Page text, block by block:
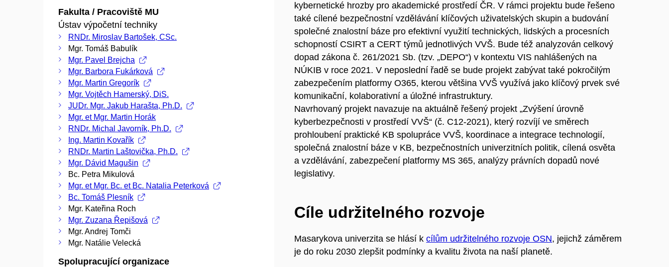
Fakulta / Pracoviště MU
Ústav výpočetní techniky
RNDr. Miroslav Bartošek, CSc.
Mgr. Tomáš Babulík
Mgr. Pavel Brejcha
Mgr. Barbora Fukárková
Mgr. Martin Gregorík
Mgr. Vojtěch Hamerský, DiS.
JUDr. Mgr. Jakub Harašta, Ph.D.
Mgr. et Mgr. Martin Horák
RNDr. Michal Javorník, Ph.D.
Ing. Martin Kovařík
RNDr. Martin Laštovička, Ph.D.
Mgr. Dávid Magušin
Bc. Petra Mikulová
Mgr. et Mgr. Bc. et Bc. Natalia Peterková
Bc. Tomáš Plesník
Mgr. Kateřina Roch
Mgr. Zuzana Řepišová
Mgr. Andrej Tomči
Mgr. Natálie Velecká
Spolupracující organizace
kybernetické hrozby pro akademické prostředí ČR. V rámci projektu bude řešeno
také cílené bezpečnostní vzdělávání klíčových uživatelských skupin a budování
společné znalostní báze pro efektivní využití technických, lidských a procesních
schopností CSIRT a CERT týmů jednotlivých VVŠ. Bude též analyzován celkový
dopad zákona č. 261/2021 Sb. (tzv. „DEPO“) v kontextu VIS nahlášených na
NÚKIB v roce 2021. V neposlední řadě se bude projekt zabývat také pokročilým
zabezpečením platformy O365, kterou většina VVŠ využívá jako klíčový prvek své
komunikační, kolaborativní a úložné infrastruktury.
Navrhovaný projekt navazuje na aktuálně řešený projekt „Zvýšení úrovně
kyberbezpečnosti v prostředí VVŠ“ (č. C12-2021), který rozvíjí ve směrech
prohloubení praktické KB spolupráce VVŠ, koordinace a integrace technologií,
společná znalostní báze v KB, bezpečnostních univerzitních politik, cílená osvěta
a vzdělávání, zabezpečení platformy MS 365, analýzy právních dopadů nové
legislativy.
Cíle udržitelného rozvoje
Masarykova univerzita se hlásí kcílům udržitelného rozvoje OSN, jejichž záměrem
je do roku 2030 zlepšit podmínky a kvalitu života na naší planetě.